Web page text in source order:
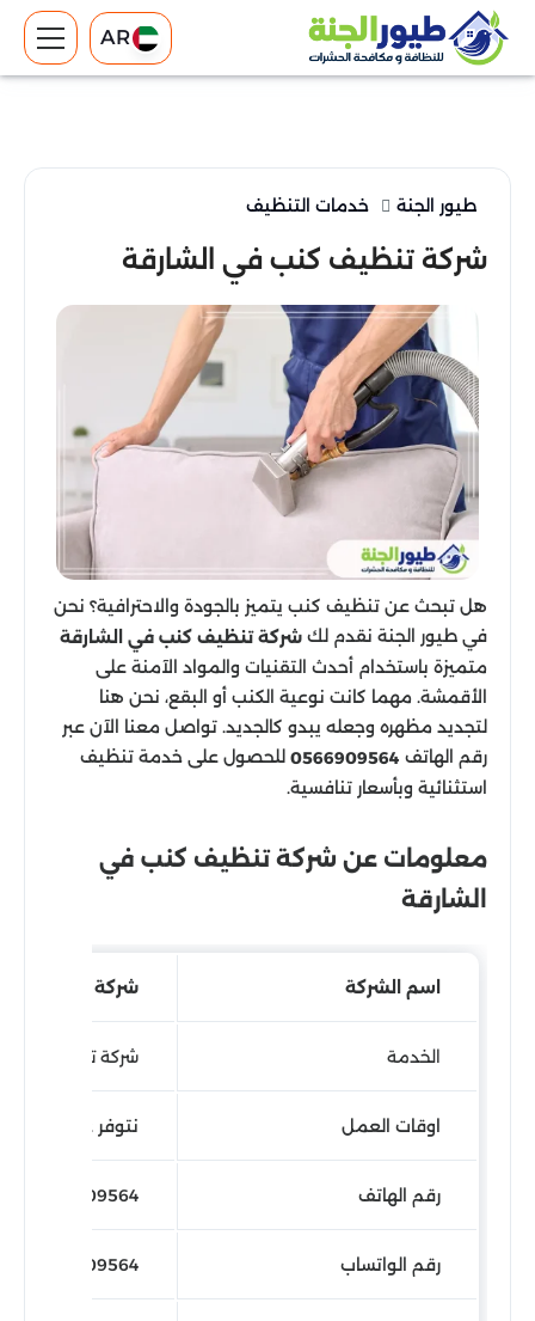
AR
طيور الجنة خدمات التنظيف
شركة تنظيف كنب في الشارقة
هل تبحث عن تنظيف كنب يتميز بالجودة والاحترافية؟ نحن
في طيور الجنة نقدم لك شركة تنظيف كنب في الشارقة
متميزة باستخدام أحدث التقنيات والمواد الآمنة على
الأقمشة. مهما كانت نوعية الكنب أو البقع، نحن هنا
لتجديد مظهره وجعله يبدو كالجديد. تواصل معنا الآن عبر
رقم الهاتف 0566909564 للحصول على خدمة تنظيف
استثنائية وبأسعار تنافسية.
معلومات عن شركة تنظيف كنب في
الشارقة
اسم الشركة شركة طيور الجنة
الخدمة شركة تنظيف كنب
اوقات العمل نتوفر على مدار 24 ساعة
رقم الهاتف 0566909564
رقم الواتساب 971566909564